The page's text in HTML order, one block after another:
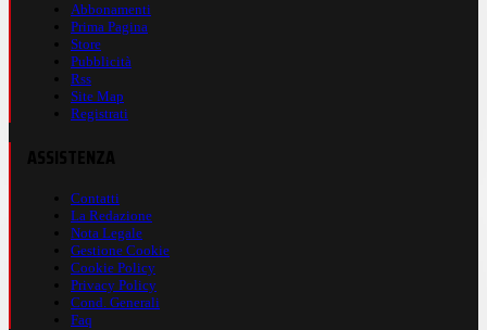
Abbonamenti
Prima Pagina
Store
Pubblicità
Rss
Site Map
Registrati
Contatti
La Redazione
Nota Legale
Gestione Cookie
Cookie Policy
Privacy Policy
Cond. Generali
Faq